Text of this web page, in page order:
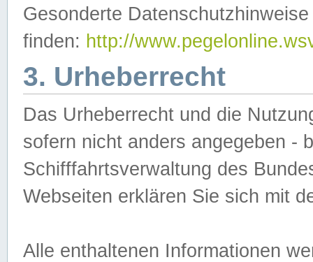
Gesonderte
finden: http://
3. Urheberrecht
Das Urheberrecht und die
sofern nicht anders angegeben -
Schifffahrtsverwaltung des
Webseiten erklären Sie sich mit
Alle enthaltenen Informationen